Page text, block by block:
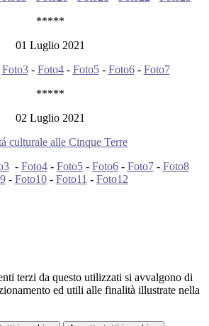
*****
01 Luglio 2021
Foto3- Foto4- Foto5- Foto6- Foto7
*****
02 Luglio 2021
culturale alle Cinque Terre
- Foto4- Foto5- Foto6- Foto7- Foto8
- Foto10- Foto11 - Foto12
terzi da questo utilizzati si avvalgono di
ed utili alle finalità illustrate nella